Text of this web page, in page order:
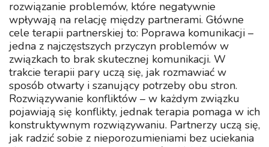
rozwiązanie problemów, które negatywnie
wpływają na relację między partnerami. Główne
cele terapii partnerskiej to: Poprawa komunikacji –
jedna z najczęstszych przyczyn problemów w
związkach to brak skutecznej komunikacji. W
trakcie terapii pary uczą się, jak rozmawiać w
sposób otwarty i szanujący potrzeby obu stron.
Rozwiązywanie konfliktów – w każdym związku
pojawiają się konflikty, jednak terapia pomaga w ich
konstruktywnym rozwiązywaniu. Partnerzy uczą się,
jak radzić sobie z nieporozumieniami bez uciekania